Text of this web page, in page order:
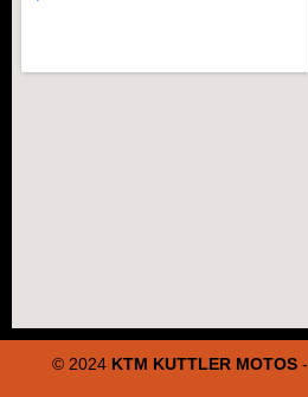
© 2024 KTM KUTTLER MOTOS-